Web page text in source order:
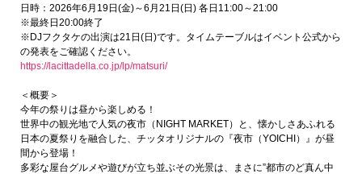
日時：2026年6月19日(金)～6月21日(日) 各日11:00～21:00
※最終日20:00終了
※DJフクタケの出演は21日(日)です。タイムテーブルはイベント公式から
の発表をご確認ください。
https://lacittadella.co.jp/lp/matsuri/
＜概要＞
今年の祭りは昼から楽しめる！
世界中の観光地で人気の夜市（NIGHT MARKET）と、懐かしさあふれる
日本の夏祭りを融合した、チッタオリジナルの『夜市（YOICHI）』が昼
間から登場！
多彩な屋台グルメや遊びが立ち並ぶその光景は、まさに”都市のど真ん中